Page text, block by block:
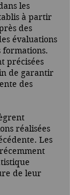
les
à partir
des
évaluations
formations.
précisées
de garantir
des
réalisées
Les
de leur